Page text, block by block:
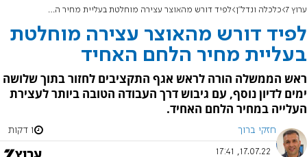
ערוץ 7 כלכלה ונדל"ן לפיד דורש מהאוצר עצירה מוחלטת בעליית מחיר הלחם האחיד
לפיד דורש מהאוצר עצירה מוחלטת
בעליית מחיר הלחם האחיד
ראש הממשלה הורה לראש אגף התקציבים לחזור בתוך שלושה
ימים לדיון נוסף, עם גיבוש דרך העבודה הטובה ביותר לעצירת
העלייה במחיר הלחם האחיד.
חזקי ברוך 1 דקות
17.07.22, 17:41